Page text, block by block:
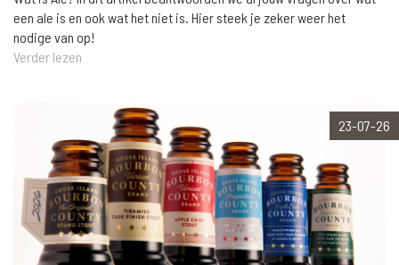
een ale is en ook wat het niet is. Hier steek je zeker weer het
nodige van op!
Verder lezen
23-07-26